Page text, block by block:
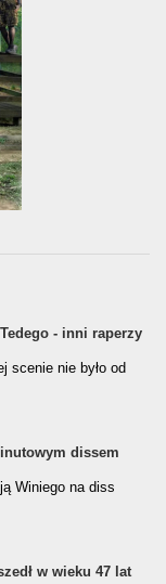
- inni raperzy
scenie nie było od
dissem
Winiego na diss
w wieku 47 lat